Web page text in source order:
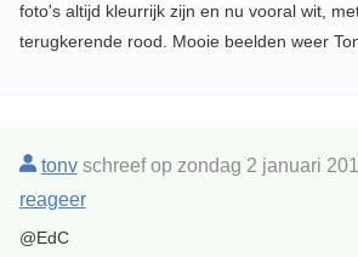
foto's altijd kleurrijk zijn en nu vooral wit,
terugkerende rood. Mooie beelden weer
tonvschreef op zondag 2 januari
reageer
@EdC